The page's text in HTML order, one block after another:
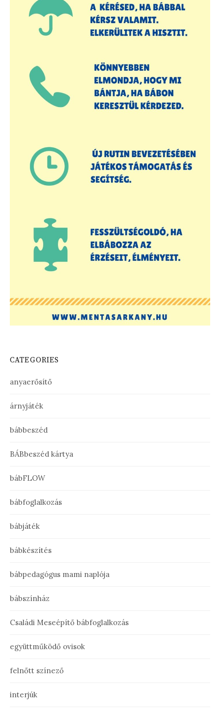
CATEGORIES
anyaerősítő
árnyjáték
bábbeszéd
BÁBbeszéd kártya
bábFLOW
bábfoglalkozás
bábjáték
bábkészítés
bábpedagógus mami naplója
bábszínház
Családi Meseépítő bábfoglalkozás
együttműködő ovisok
felnőtt színező
interjúk